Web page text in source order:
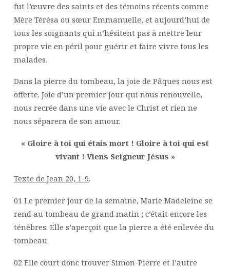
fut l’œuvre des saints et des témoins récents comme
Mère Térésa ou sœur Emmanuelle, et aujourd’hui de
tous les soignants qui n’hésitent pas à mettre leur
propre vie en péril pour guérir et faire vivre tous les
malades.
Dans la pierre du tombeau, la joie de Pâques nous est
offerte. Joie d’un premier jour qui nous renouvelle,
nous recrée dans une vie avec le Christ et rien ne
nous séparera de son amour.
« Gloire à toi qui étais mort ! Gloire à toi qui est
vivant ! Viens Seigneur Jésus »
Texte de Jean 20, 1-9.
01 Le premier jour de la semaine, Marie Madeleine se
rend au tombeau de grand matin ; c’était encore les
ténèbres. Elle s’aperçoit que la pierre a été enlevée du
tombeau.
02 Elle court donc trouver Simon-Pierre et l’autre